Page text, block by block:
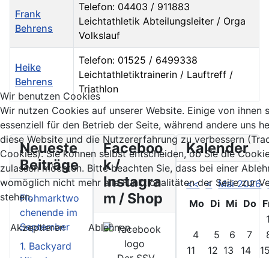
Kontakte,
Frank
Behrens
Telefon: 04403 / 911883
Leichtathletik Abteilungsleiter / Orga
Volkslauf
Heike
Behrens
Telefon: 01525 / 6499338
Leichtathletiktrainerin / Lauftreff /
Triathlon
Neueste
Beiträge
Flohmarktwo
chenende im
September
1. Backyard
Faceboo
k /
Instagra
m / Shop
Kalender
<< < Mai 2026
Mo Di Mi Do
4
5 6 7
11
12 13 14
Wir benutzen Cookies
Wir nutzen Cookies auf unserer Website. Einige von ihnen
essenziell für den Betrieb der Seite, während andere uns
diese Website und die Nutzererfahrung zu verbessern
Cookies). Sie können selbst entscheiden, ob Sie die
zulassen möchten. Bitte beachten Sie, dass bei einer
womöglich nicht mehr alle Funktionalitäten der Seite zur
stehen.
Akzeptieren Ablehnen